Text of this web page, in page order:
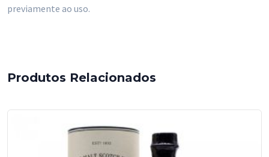
previamente ao uso.
Produtos Relacionados